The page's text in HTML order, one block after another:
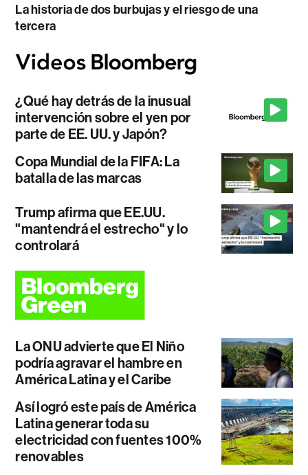
La historia de dos burbujas y el riesgo de una
tercera
¿Qué hay detrás de la inusual
intervención sobre el yen por
parte de EE. UU. y Japón?
Copa Mundial de la FIFA: La
batalla de las marcas
Trump afirma que EE.UU.
"mantendrá el estrecho" y lo
controlará
La ONU advierte que El Niño
podría agravar el hambre en
América Latina y el Caribe
Así logró este país de América
Latina generar toda su
electricidad con fuentes 100%
renovables